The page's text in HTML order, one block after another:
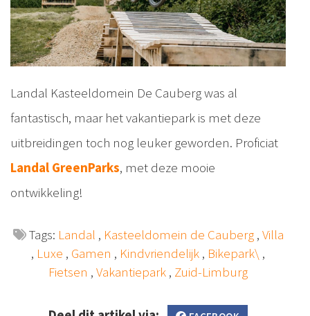
Landal Kasteeldomein De Cauberg was al
fantastisch, maar het vakantiepark is met deze
uitbreidingen toch nog leuker geworden. Proficiat
Landal GreenParks, met deze mooie
ontwikkeling!
Tags: Landal , Kasteeldomein de Cauberg, Villa
, Luxe , Gamen , Kindvriendelijk , Bikepark\ ,
Fietsen , Vakantiepark , Zuid-Limburg